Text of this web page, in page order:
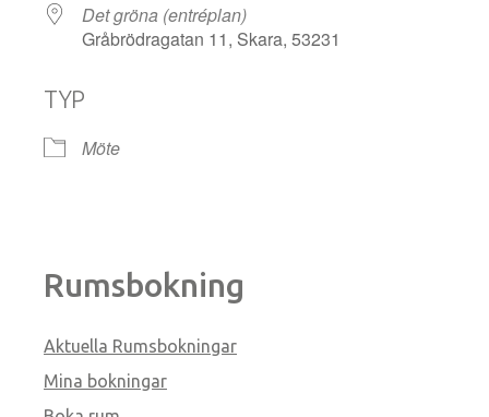
Det gröna (entréplan)
Gråbrödragatan 11, Skara, 53231
TYP
Möte
Rumsbokning
Aktuella Rumsbokningar
Mina bokningar